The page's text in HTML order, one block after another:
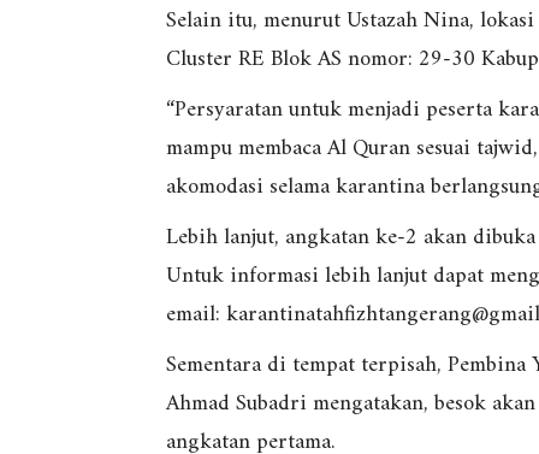
Selain itu, menurut Ustazah Nina,
Cluster RE Blok AS nomor: 29-30
“Persyaratan untuk menjadi peserta
mampu membaca Al Quran sesuai
akomodasi selama karantina
Lebih lanjut, angkatan ke-2 akan
Untuk informasi lebih lanjut dapat
email:
Sementara di tempat terpisah,
Ahmad Subadri mengatakan, besok
angkatan pertama.